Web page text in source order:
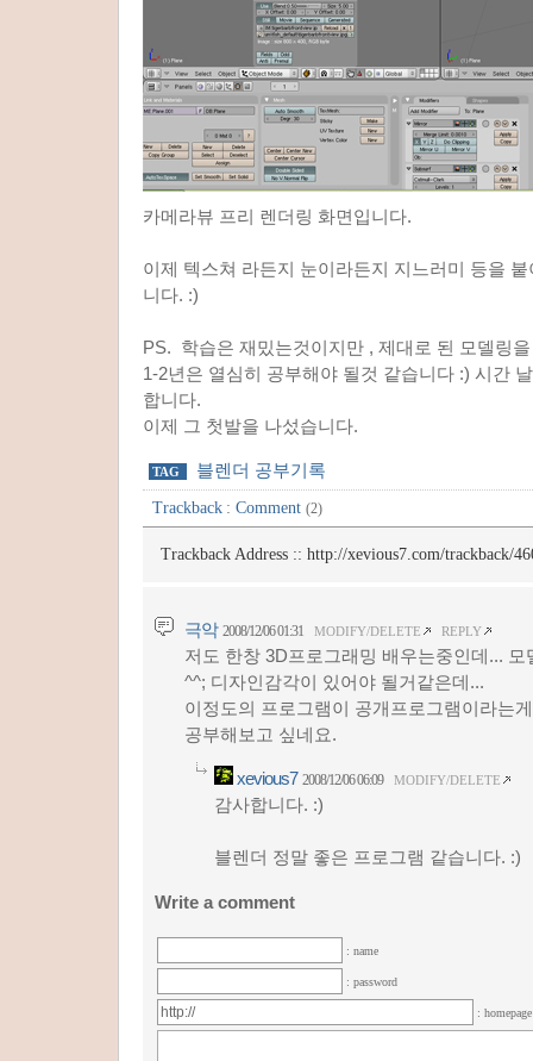
카메라뷰 프리 렌더링 화면입니다.
이제 텍스쳐 라든지 눈이라든지 지느러미 등을
니다. :)
PS. 학습은 재밌는것이지만 , 제대로 된 모델링
1-2년은 열심히 공부해야 될것 같습니다 :) 시간
합니다.
이제 그 첫발을 나섰습니다.
TAG 블렌더 공부기록
Trackback : Comment (2)
Trackback Address :: http://xevious7.com/trackback/
극악 2008/12/06 01:31 MODIFY/DELETE REPLY
저도 한창 3D프로그래밍 배우는중인데...
^^; 디자인감각이 있어야 될거같은데...
이정도의 프로그램이 공개프로그램이라는
공부해보고 싶네요.
xevious7 2008/12/06 06:09 MODIFY/DELETE
감사합니다. :)
블렌더 정말 좋은 프로그램 같습니다. :)
Write a comment
: name
: password
: